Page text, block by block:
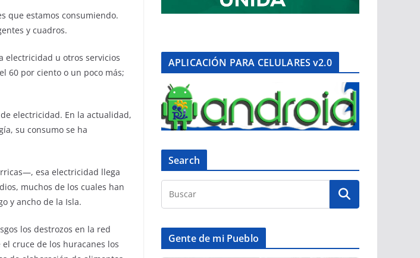
que estamos consumiendo.
y cuadros.
electricidad u otros servicios
60 por ciento o un poco más;
electricidad. En la actualidad,
su consumo se ha
esa electricidad llega
muchos de los cuales han
y ancho de la Isla.
los destrozos en la red
cruce de los huracanes los
APLICACIÓN PARA CELULARES v2.0
Search
Gente de mi Pueblo